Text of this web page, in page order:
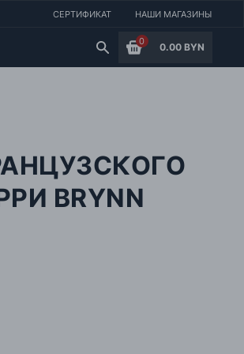
СЕРТИФИКАТ НАШИ МАГАЗИНЫ
0
0.00 BYN
BRYNN